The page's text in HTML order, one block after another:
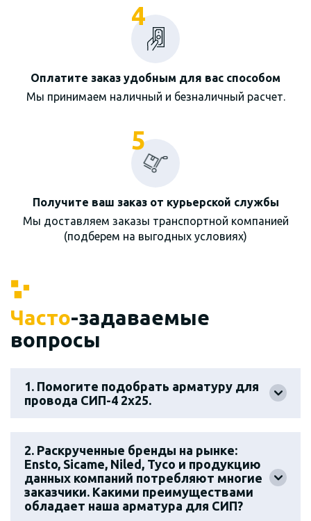
4
Оплатите заказ удобным для вас способом
Мы принимаем наличный и безналичный расчет.
5
Получите ваш заказ от курьерской службы
Мы доставляем заказы транспортной компанией
(подберем на выгодных условиях)
Часто-задаваемые
вопросы
1. Помогите подобрать арматуру для
провода СИП-4 2х25.
2. Раскрученные бренды на рынке:
Ensto, Sicame, Niled, Tyco и продукцию
данных компаний потребляют многие
заказчики. Какими преимуществами
обладает наша арматура для СИП?